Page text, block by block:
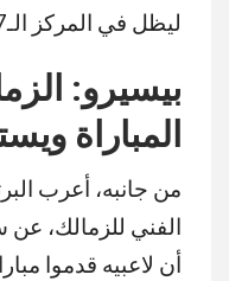
ليظل في المركز الـ17 وقريبًا من منطقة الهبوط.
بيسيرو:
المباراة
من جانبه، أعرب
الفني للزمالك، عن
أن لاعبيه قدموا